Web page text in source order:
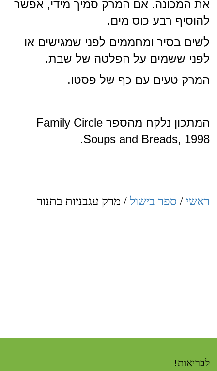
את המכונה. אם המרק סמיך מידי, אפשר
להוסיף רבע כוס מים.
לשים בסיר ומחממים לפני שמגישים או
לפני ששמים על הפלטה של שבת.
המרק טעים עם כף של פסטו.
המתכון נלקח מהספר Family Circle
Soups and Breads, 1998.
ראשי / ספר בישול / מרק עגבניות בתנור
לבריאות!